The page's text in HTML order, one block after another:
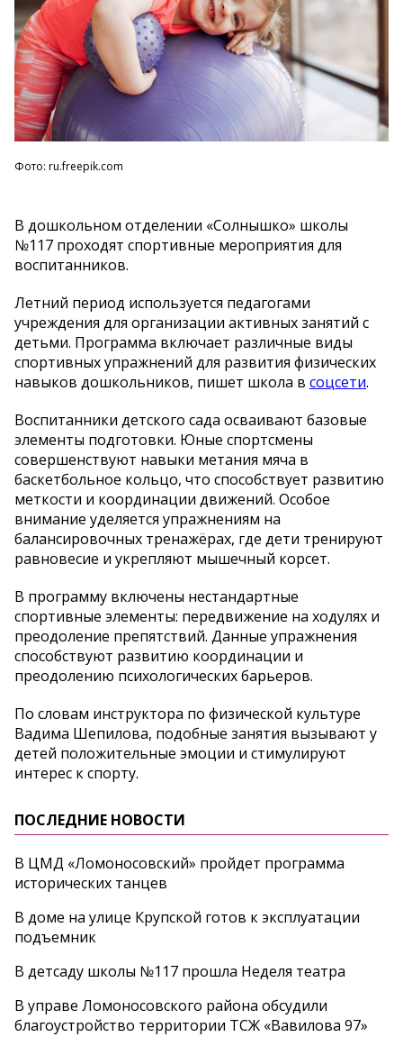
Фото: ru.freepik.com
В дошкольном отделении «Солнышко» школы
№117 проходят спортивные мероприятия для
воспитанников.
Летний период используется педагогами
учреждения для организации активных занятий с
детьми. Программа включает различные виды
спортивных упражнений для развития физических
навыков дошкольников, пишет школа в соцсети.
Воспитанники детского сада осваивают базовые
элементы подготовки. Юные спортсмены
совершенствуют навыки метания мяча в
баскетбольное кольцо, что способствует развитию
меткости и координации движений. Особое
внимание уделяется упражнениям на
балансировочных тренажёрах, где дети тренируют
равновесие и укрепляют мышечный корсет.
В программу включены нестандартные
спортивные элементы: передвижение на ходулях и
преодоление препятствий. Данные упражнения
способствуют развитию координации и
преодолению психологических барьеров.
По словам инструктора по физической культуре
Вадима Шепилова, подобные занятия вызывают у
детей положительные эмоции и стимулируют
интерес к спорту.
ПОСЛЕДНИЕ НОВОСТИ
В ЦМД «Ломоносовский» пройдет программа
исторических танцев
В доме на улице Крупской готов к эксплуатации
подъемник
В детсаду школы №117 прошла Неделя театра
В управе Ломоносовского района обсудили
благоустройство территории ТСЖ «Вавилова 97»